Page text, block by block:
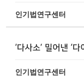
인기법연구센터
‘다사소’ 밀어낸 ‘
인기법연구센터